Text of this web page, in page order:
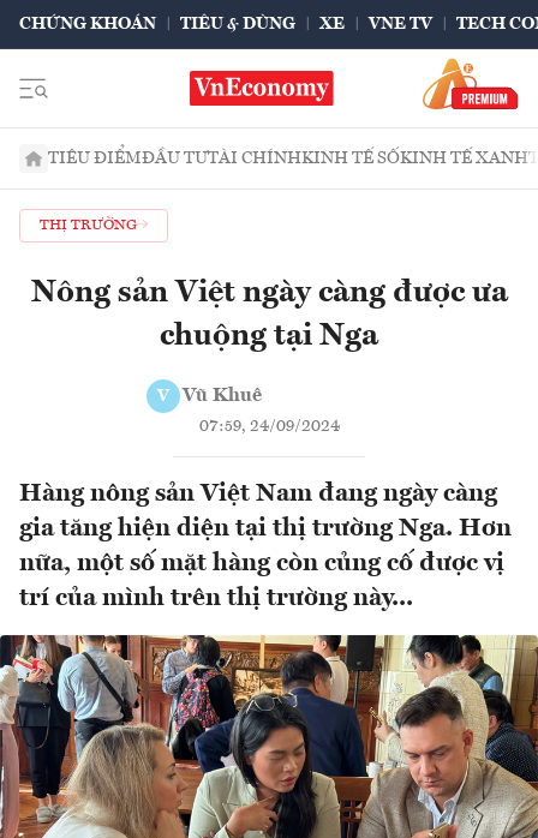
CHỨNG KHOÁN TIÊU & DÙNG XE VNE TV TECH
TIÊU ĐIỂMĐẦU TƯTÀI CHÍNHKINH TẾ SỐKINH TẾ XANH
THỊ TRƯỜNG
Nông sản Việt ngày càng được ưa
chuộng tại Nga
V Vũ Khuê
07:59, 24/09/2024
Hàng nông sản Việt Nam đang ngày càng
gia tăng hiện diện tại thị trường Nga. Hơn
nữa, một số mặt hàng còn củng cố được vị
trí của mình trên thị trường này...